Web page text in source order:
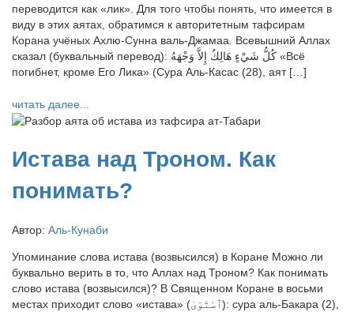
переводится как «лик». Для того чтобы понять, что имеется в
виду в этих аятах, обратимся к авторитетным тафсирам
Корана учёных Ахлю-Сунна валь-Джамаа. Всевышний Аллах
сказал (буквальный перевод): كُلُّ شَيْءٍ هَالِكٌ إِلاَّ وَجْهَهُ «Всё
погибнет, кроме Его Лика» (Сура Аль-Касас (28), аят […]
читать далее...
Истава над Троном. Как
понимать?
Автор: Аль-Кунаби
Упоминание слова истава (возвысился) в Коране Можно ли
буквально верить в то, что Аллах над Троном? Как понимать
слово истава (возвысился)? В Священном Коране в восьми
местах приходит слово «истава» (ٱسْتَوَىٰ): сура аль-Бакара (2),